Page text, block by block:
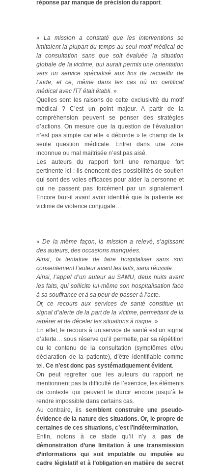
réponse par manque de précision du rapport.
« La mission a constaté que les interventions se
limitaient la plupart du temps au seul motif médical de
la consultation sans que soit évaluée la situation
globale de la victime, qui aurait permis une orientation
vers un service spécialisé aux fins de recueillir de
l’aide, et ce, même dans les cas où un certificat
médical avec ITT était établi. »
Quelles sont les raisons de cette exclusivité du motif
médical ? C’est un point majeur. A partir de la
compréhension peuvent se penser des stratégies
d’actions. On mesure que la question de l’évaluation
n’est pas simple car elle « déborde » le champ de la
seule question médicale. Entrer dans une zone
inconnue ou mal maitrisée n’est pas aisé.
Les auteurs du rapport font une remarque fort
pertinente ici : ils énoncent des possibilités de soutien
qui sont des voies efficaces pour aider la personne et
qui ne passent pas forcément par un signalement.
Encore faut-il avant avoir identifié que la patiente est
victime de violence conjugale…
« De la même façon, la mission a relevé, s’agissant
des auteurs, des occasions manquées.
Ainsi, la tentative de faire hospitaliser sans son
consentement l’auteur avant les faits, sans réussite.
Ainsi, l’appel d’un auteur au SAMU, deux nuits avant
les faits, qui sollicite lui-même son hospitalisation face
à sa souffrance et à sa peur de passer à l’acte.
Or, ce recours aux services de santé constitue un
signal d’alerte de la part de la victime, permettant de la
repérer et de déceler les situations à risque. »
En effet, le recours à un service de santé est un signal
d’alerte… sous réserve qu’il permette, par sa répétition
ou le contenu de la consultation (symptômes et/ou
déclaration de la patiente), d’être identifiable comme
tel. Ce n’est donc pas systématiquement évident.
On peut regretter que les auteurs du rapport ne
mentionnent pas la difficulté de l’exercice, les éléments
de contexte qui peuvent le durcir encore jusqu’à le
rendre impossible dans certains cas.
Au contraire, ils semblent construire une pseudo-
évidence de la nature des situations. Or, le propre de
certaines de ces situations, c’est l’indétermination.
Enfin, notons à ce stade qu’il n’y a pas de
démonstration d’une limitation à une transmission
d’informations qui soit imputable ou imputée au
cadre législatif et à l’obligation en matière de secret